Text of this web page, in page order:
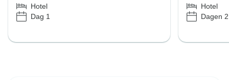
Hotel
Dag 1
Hotel
Dagen